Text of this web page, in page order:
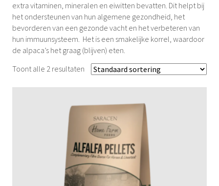
extra vitaminen, mineralen en eiwitten bevatten. Dit helpt bij
het ondersteunen van hun algemene gezondheid, het
bevorderen van een gezonde vacht en het verbeteren van
hun immuunsysteem. Het is een smakelijke korrel, waardoor
de alpaca’s het graag (blijven) eten.
Toont alle 2 resultaten